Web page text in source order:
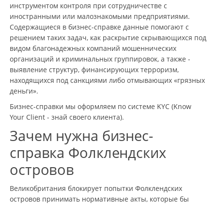
инструментом контроля при сотрудничестве с
иностранными или малознакомыми предприятиями.
Содержащиеся в бизнес-справке данные помогают с
решением таких задач, как раскрытие скрывающихся под
видом благонадежных компаний мошеннических
организаций и криминальных группировок, а также -
выявление структур, финансирующих терроризм,
находящихся под санкциями либо отмывающих «грязных
деньги».
Бизнес-справки мы оформляем по системе KYC (Know
Your Client - знай своего клиента).
Зачем нужна бизнес-
справка Фолклендских
островов
Великобритания блокирует попытки Фолклендских
островов принимать нормативные акты, которые бы